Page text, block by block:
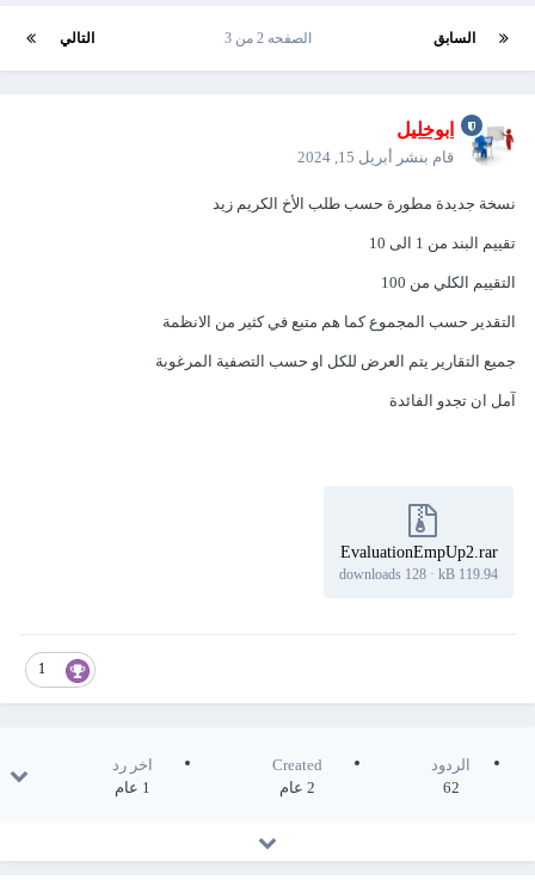
السابق التالي الصفحه 2 من 3
ابوخليل
قام بنشر أبريل 15, 2024
نسخة جديدة مطورة حسب طلب الأخ الكريم زيد
تقييم البند من 1 الى 10
التقييم الكلي من 100
التقدير حسب المجموع كما هم متبع في كثير من الانظمة
جميع التقارير يتم العرض للكل او حسب التصفية المرغوبة
آمل ان تجدو الفائدة
EvaluationEmpUp2.rar
119.94 kB
·
128 downloads
1
الردود
62
Created
2 عام
اخر رد
1 عام